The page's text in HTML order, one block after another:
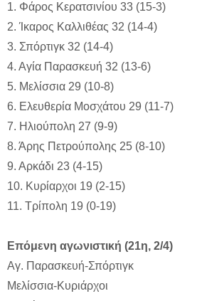
1. Φάρος Κερατσινίου 33 (15-3)
2. Ίκαρος Καλλιθέας 32 (14-4)
3. Σπόρτιγκ 32 (14-4)
4. Αγία Παρασκευή 32 (13-6)
5. Μελίσσια 29 (10-8)
6. Ελευθερία Μοσχάτου 29 (11-7)
7. Ηλιούπολη 27 (9-9)
8. Άρης Πετρούπολης 25 (8-10)
9. Αρκάδι 23 (4-15)
10. Κυρίαρχοι 19 (2-15)
11. Τρίπολη 19 (0-19)
Επόμενη αγωνιστική (21η, 2/4)
Αγ. Παρασκευή-Σπόρτιγκ
Μελίσσια-Κυριάρχοι